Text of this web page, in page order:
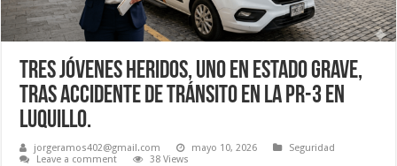
Tres jóvenes heridos, uno en estado grave,
tras accidente de tránsito en la PR-3 en
Luquillo.
jorgeramos402@gmail.com mayo 10, 2026
Seguridad
Leave a comment
38 Views